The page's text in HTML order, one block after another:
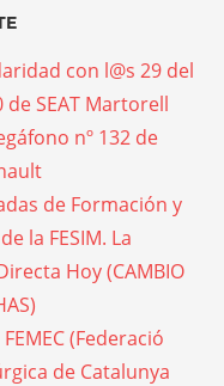
con l@s 29 del
de SEAT Martorell
nº 132 de
de Formación y
la FESIM. La
Hoy (CAMBIO
(Federació
de Catalunya